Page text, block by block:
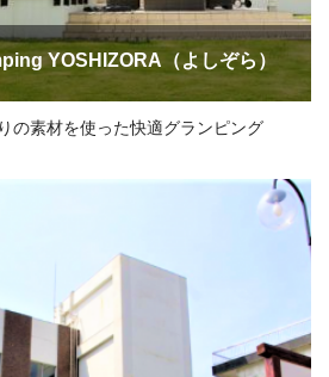
YOSHIZORA（よしぞら）
の素材を使った快適グランピング